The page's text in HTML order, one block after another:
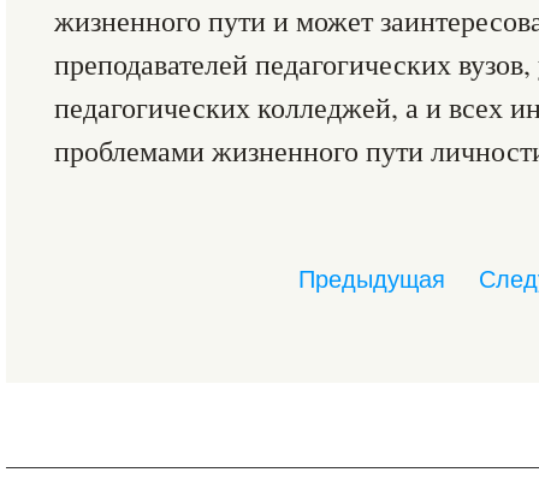
жизненного пути и может
преподавателей педагогических
педагогических колледжей, а и всех
проблемами жизненного пути
Предыдущая